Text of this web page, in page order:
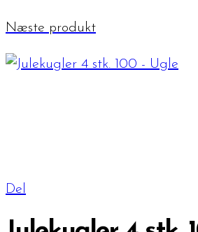
Næste produkt
Del